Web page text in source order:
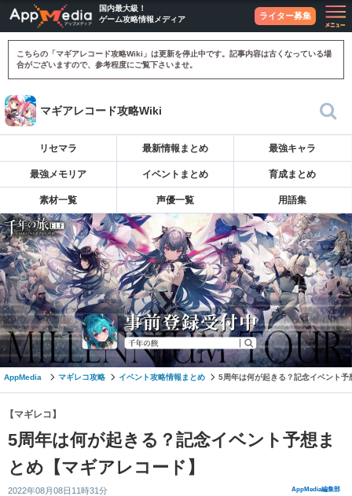
国内最大級！
ゲーム攻略情報メディア
ライター募集
こちらの「マギアレコード攻略Wiki」は更新を停止中です。記事内容は古くなっている場
合がございますので、参考程度にご覧下さいませ。
マギアレコード攻略Wiki
リセマラ 最新情報まとめ 最強キャラ
最強メモリア イベントまとめ 育成まとめ
素材一覧 声優一覧 用語集
AppMedia マギレコ攻略 イベント攻略情報まとめ 5周年は何が起きる？記念イベント
【マギレコ】
5周年は何が起きる？記念イベント予想ま
とめ【マギアレコード】
2022年08月08日11時31分 AppMedia編集部